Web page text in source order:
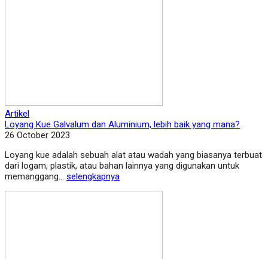
Artikel
Loyang Kue Galvalum dan Aluminium, lebih baik yang mana?
26 October 2023
Loyang kue adalah sebuah alat atau wadah yang biasanya terbuat
dari logam, plastik, atau bahan lainnya yang digunakan untuk
memanggang... selengkapnya